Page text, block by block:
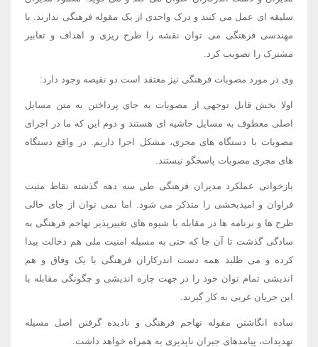
سلیقه ای عمل می کنند و درک واحدی از یک مقوله فرهنگی ندارند. با
مهندسی فرهنگی می توان نقشه را طرح ریزی و اهداف و تعابیر
مشترک را تصویب کرد.
وی در مورد مصوبات فرهنگی نیز معتقد است دو نقیصه وجود دارد:
اولا بخش قابل توجهی از مصوبات به جای پرداختن به متن مسایل
اصلی معطوف به مسایل حاشیه ای هستند و دوم این که ما در اجرای
مصوبات با دستگاه های مجری، مشکل اجرا داریم. در واقع دستگاه
های مجری مصوبات پاسخگو نیستند.
بازخوانی عملکرد مدیران فرهنگی طی سه دهه گذشته نقاط مثبت
فراوان و امیدبخشی را متذکر می شود. اما نمی توان از جای خالی
طرح ها و برنامه ها در مقابله با شیوه های تغییرپذیر تهاجم فرهنگی به
سادگی گذشت تا آن جا که حتی به مسیله امنیت ملی هم دخالت پیدا
کرده و می طلبد همه دست اندرکاران فرهنگی با یک وفاق و هم
اندیشی تمام توان خود را در جهت چاره اندیشی و چگونگی مقابله با
این جریان غربی به کار گیرند.
ساده انگاشتن مقوله تهاجم فرهنگی و نادیده گرفتن اصل مسیله
تهدیدات، پیامدهای جبران ناپذیری به همراه خواهد داشت.